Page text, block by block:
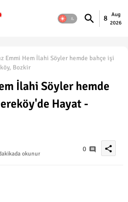
8
Aug
2026
Emmi Hem İlahi Söyler hemde bahçe işi
Bozkir
İlahi Söyler hemde
Hayat -
okunur
0 share